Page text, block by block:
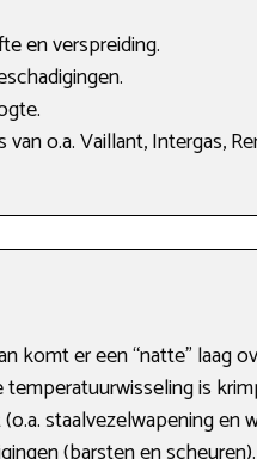
en verspreiding.
o.a. Vaillant, Intergas,
komt er een “natte” laag
is
staalvezelwapening